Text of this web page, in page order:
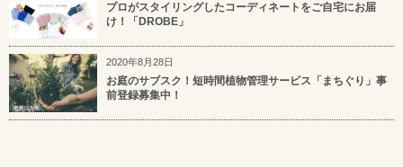
プロがスタイリングしたコーディネートをご自宅にお届
け！「DROBE」
2020年8月28日
お庭のサブスク！短時間植物管理サービス「まちぐり」事
前登録募集中！